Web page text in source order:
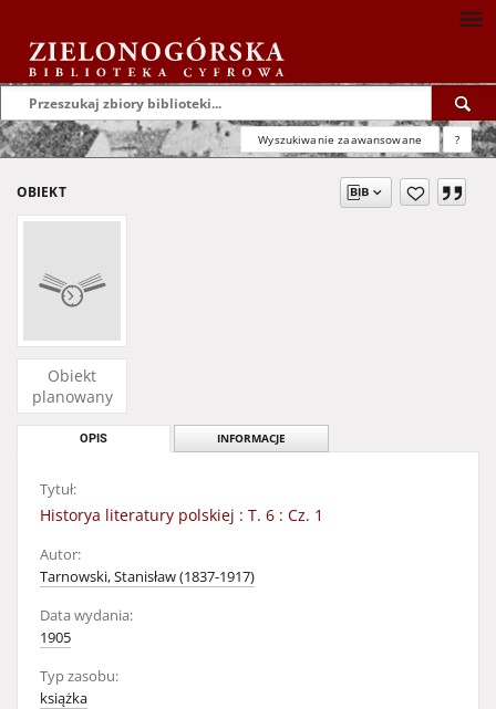
Wyszukiwanie zaawansowane ?
OBIEKT
Obiekt
planowany
OPIS INFORMACJE
Tytuł:
Historya literatury polskiej : T. 6 : Cz. 1
Autor:
Tarnowski, Stanisław (1837-1917)
Data wydania:
1905
Typ zasobu:
książka